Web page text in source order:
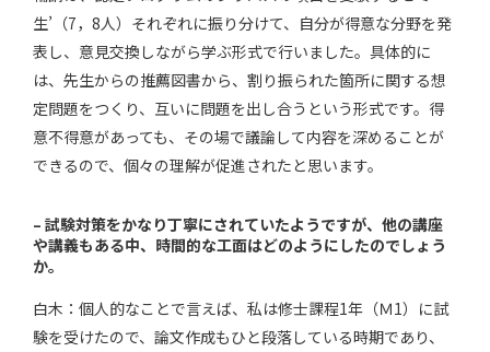
生’（7，8人）それぞれに振り分けて、自分が得意な分野を発
表し、意見交換しながら学ぶ形式で行いました。具体的に
は、先生からの推薦図書から、割り振られた箇所に関する想
定問題をつくり、互いに問題を出し合うという形式です。得
意不得意があっても、その場で議論して内容を深めることが
できるので、個々の理解が促進されたと思います。
– 試験対策をかなり丁寧にされていたようですが、他の講座
や講義もある中、時間的な工面はどのようにしたのでしょう
か。
白木：個人的なことで言えば、私は修士課程1年（Ｍ1）に試
験を受けたので、論文作成もひと段落している時期であり、